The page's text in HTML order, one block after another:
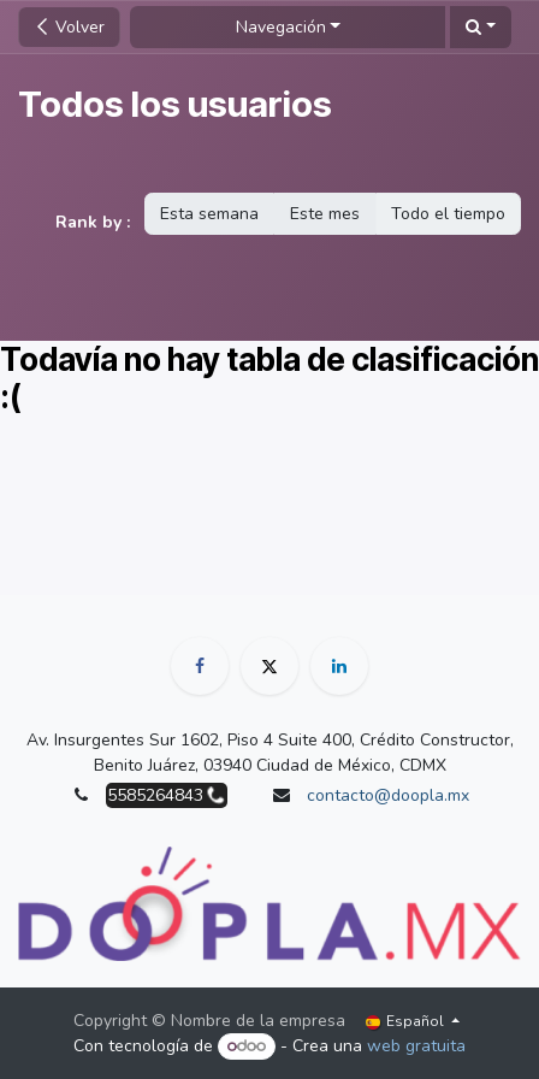
Ir al contenido
Volver Navegación
Todos los usuarios
Rank by : Esta semana Este mes Todo el tiempo
Todavía no hay tabla de clasificación
:(
Av. Insurgentes Sur 1602, Piso 4 Suite 400, Crédito Constructor,
Benito Juárez, 03940 Ciudad de México, CDMX
5585264843
contacto@doopla.mx
Copyright © Nombre de la empresa Español
Con tecnología de - Crea unaweb gratuita